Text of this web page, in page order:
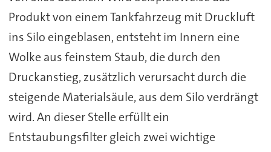
Produkt von einem Tankfahrzeug mit Druckluft
ins Silo eingeblasen, entsteht im Innern eine
Wolke aus feinstem Staub, die durch den
Druckanstieg, zusätzlich verursacht durch die
steigende Materialsäule, aus dem Silo verdrängt
wird. An dieser Stelle erfüllt ein
Entstaubungsfilter gleich zwei wichtige